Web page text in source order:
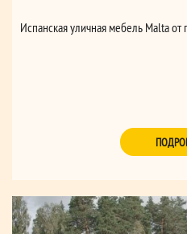
Испанская уличная мебель Malta